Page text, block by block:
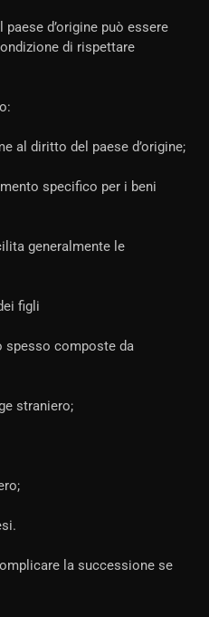
d’origine può essere
di rispettare
al diritto del paese d’origine;
specifico per i beni
generalmente le
figli
spesso composte da
straniero;
la successione se